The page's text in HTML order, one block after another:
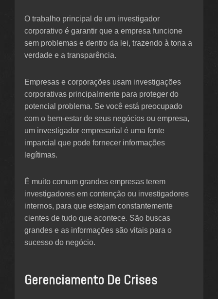
O trabalho principal de um investigador
corporativo é garantir que a empresa funcione
sem problemas e dentro da lei, trazendo à tona a
verdade e a transparência.
Empresas e corporações usam investigações
corporativas principalmente para proteger do
potencial problema. Se você está preocupado
com o bem-estar de seus negócios ou empresa,
um investigador empresarial é uma fonte
imparcial que pode fornecer informações
legítimas.
É muito comum grandes empresas terem
investigadores em contenção ou investigadores
internos, para que estejam constantemente
cientes de tudo que acontece. São buscas
grandes e as informações são vitais para o
sucesso do negócio.
Gerenciamento De Crises